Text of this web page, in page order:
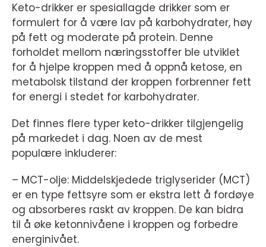
Keto-drikker er spesiallagde drikker som er
formulert for å være lav på karbohydrater, høy
på fett og moderate på protein. Denne
forholdet mellom næringsstoffer ble utviklet
for å hjelpe kroppen med å oppnå ketose, en
metabolsk tilstand der kroppen forbrenner fett
for energi i stedet for karbohydrater.
Det finnes flere typer keto-drikker tilgjengelig
på markedet i dag. Noen av de mest
populære inkluderer:
– MCT-olje: Middelskjedede triglyserider (MCT)
er en type fettsyre som er ekstra lett å fordøye
og absorberes raskt av kroppen. De kan bidra
til å øke ketonnivåene i kroppen og forbedre
energinivået.